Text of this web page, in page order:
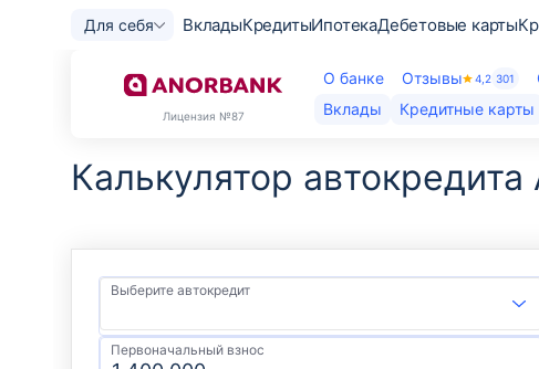
Для себя ВкладыКредитыИпотекаДебетовые карты
Лицензия №87
О банке Отзывы 4,2 301
Вклады Кредитные карты
Калькулятор
Выберите автокредит
Первоначальный взнос